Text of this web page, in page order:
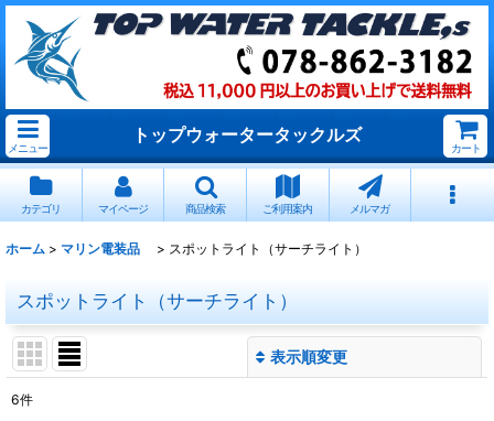
メニュー
トップウォータータックルズ
カート
カテゴリ マイページ 商品検索 ご利用案内 メルマガ
ホーム > マリン電装品 > スポットライト（サーチライト）
スポットライト（サーチライト）
表示順変更
6件